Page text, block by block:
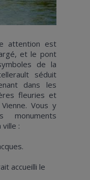
attention est
et le pont
de la
séduit
dans les
fleuries et
Vous y
monuments
:
accueilli le